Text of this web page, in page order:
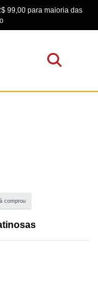
99,00 para maioria das
comprou